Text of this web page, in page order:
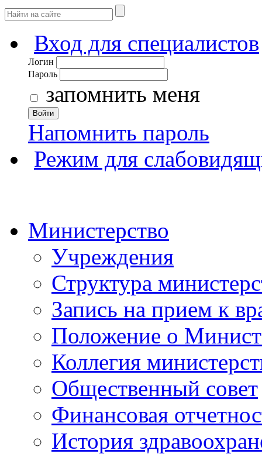
Вход для специалистов
Логин
Пароль
запомнить меня
Войти
Напомнить пароль
Режим для
Министерство
Учреждения
Структура
Запись на прием к
Положение о
Коллегия
Общественный совет
Финансовая
История